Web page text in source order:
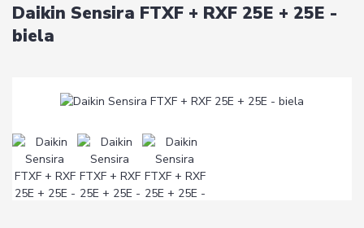
Daikin Sensira FTXF + RXF 25E + 25E -
biela